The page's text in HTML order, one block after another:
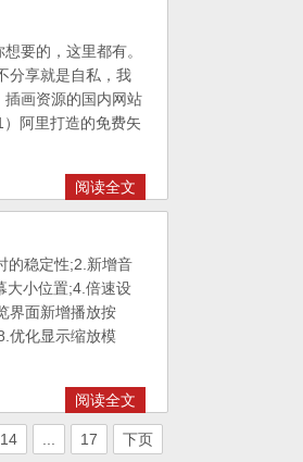
要的，这里都有。
分享就是自私，我
画资源的国内网站
阿里打造的免费矢
阅读全文
的稳定性;2.新增音
大小位置;4.倍速设
界面新增播放按
优化显示缩放模
阅读全文
14 ... 17 下页